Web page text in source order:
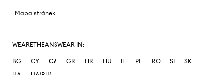
Mapa stránek
WEARETHEANSWEAR IN:
BG CY CZ GR HR HU IT PL RO SI
SK